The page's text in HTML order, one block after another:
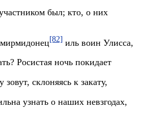
был; кто, о них
[82] иль воин Улисса,
Росистая ночь покидает
склоняясь к закату,
узнать о наших невзгодах,